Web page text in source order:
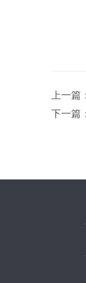
上一篇
下一篇